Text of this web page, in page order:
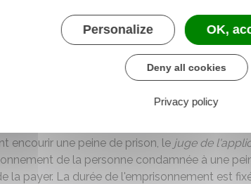
est devenue définitive, si l'amende
décision est devenue définitive, si l'amende
encourir une peine de prison, le juge de
de la personne condamnée à une
la payer. La durée de l'emprisonnement est
Personalize OK,
Deny all cookies
Privacy policy